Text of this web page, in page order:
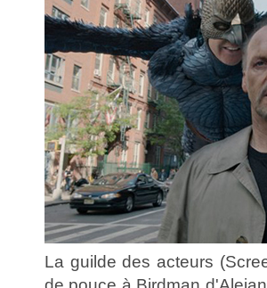
La guilde des acteurs